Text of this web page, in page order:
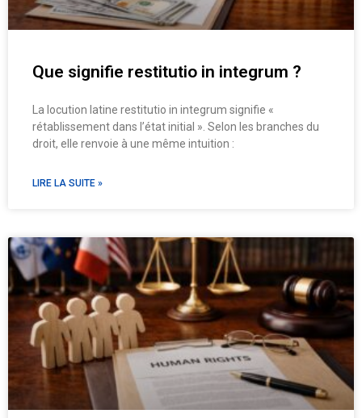
Que signifie restitutio in integrum ?
La locution latine restitutio in integrum signifie «
rétablissement dans l’état initial ». Selon les branches du
droit, elle renvoie à une même intuition :
LIRE LA SUITE »